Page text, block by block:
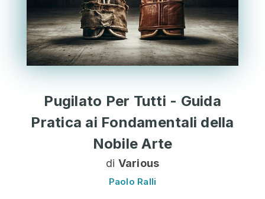
Pugilato Per Tutti - Guida
Pratica ai Fondamentali della
Nobile Arte
di Various
Paolo Ralli